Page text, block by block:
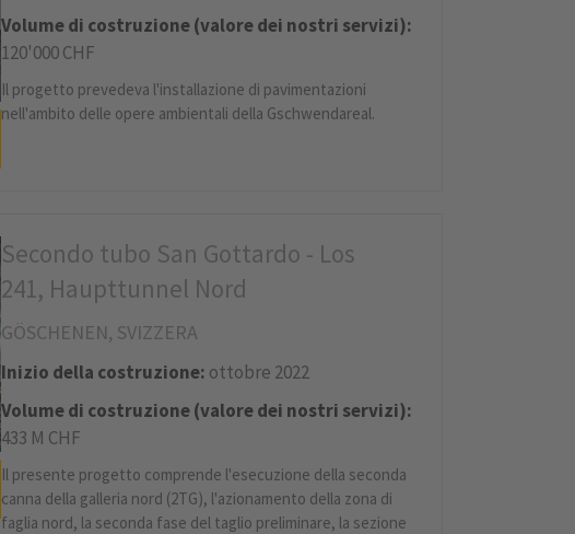
Volume di costruzione (valore dei nostri servizi):
120'000 CHF
Il progetto prevedeva l'installazione di pavimentazioni
nell'ambito delle opere ambientali della Gschwendareal.
Secondo tubo San Gottardo - Los
241, Haupttunnel Nord
GÖSCHENEN, SVIZZERA
Inizio della costruzione: ottobre 2022
Volume di costruzione (valore dei nostri servizi):
433 M CHF
Il presente progetto comprende l'esecuzione della seconda
canna della galleria nord (2TG), l'azionamento della zona di
faglia nord, la seconda fase del taglio preliminare, la sezione